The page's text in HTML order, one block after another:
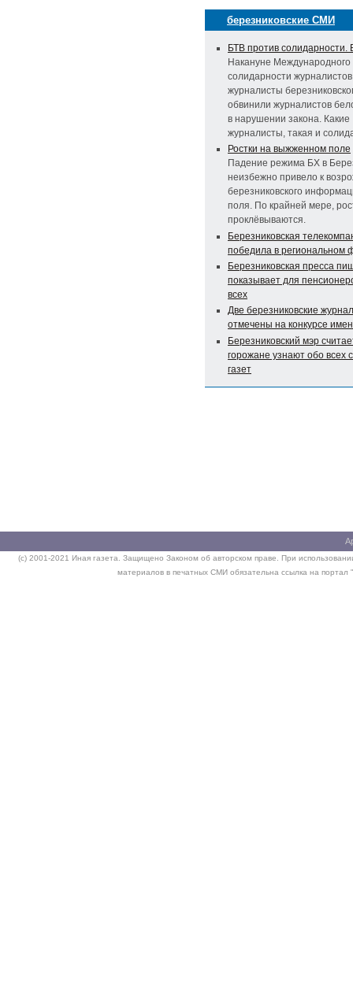
березниковские СМИ
БТВ против солидарности.
Накануне Международного
солидарности журналистов
журналисты
обвинили журналистов
в нарушении закона. Какие
журналисты, такая и
Ростки на выжженном поле
Падение режима БХ в
неизбежно привело к
березниковского
поля. По крайней мере,
проклёвываются.
Березниковская
победила в региональном
Березниковская пресса
показывает для
всех
Две березниковские
отмечены на конкурсе
Березниковский мэр
горожане узнают обо всех
газет
(c) 2001-2021 Иная газета. Защищено Законом об авторском праве. При
материалов в печатных СМИ обязательна ссылка на